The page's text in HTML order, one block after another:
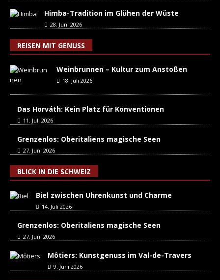
Himba-Tradition im Glühen der Wüste
28. Juni 2026
REISEN MIT GENUSS
Weinbrunnen – Kultur zum Anstoßen
18. Juli 2026
Das Horváth: Kein Platz für Konventionen
11. Juli 2026
Grenzenlos: Oberitaliens magische Seen
27. Juni 2026
BLICK IN DIE SCHWEIZ
Biel zwischen Uhrenkunst und Charme
14. Juli 2026
Grenzenlos: Oberitaliens magische Seen
27. Juni 2026
Môtiers: Kunstgenuss im Val-de-Travers
9. Juni 2026